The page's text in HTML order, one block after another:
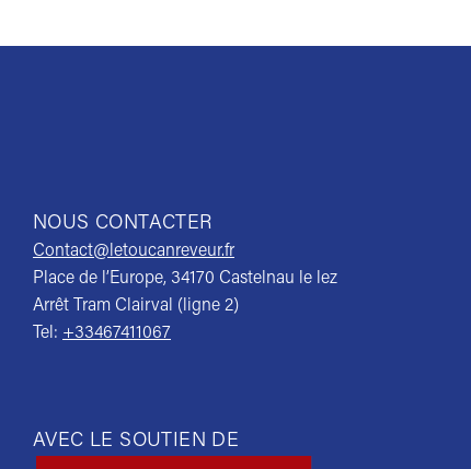
NOUS CONTACTER
Contact@letoucanreveur.fr
Place de l’Europe, 34170 Castelnau le lez
Arrêt Tram Clairval (ligne 2)
Tel: +33467411067
AVEC LE SOUTIEN DE